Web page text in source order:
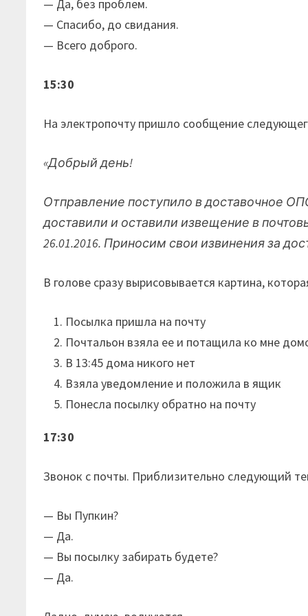
— Да, без проблем.
— Спасибо, до свидания.
— Всего доброго.
15:30
На электропочту пришло сообщение
«Добрый день!
Отправление поступило в доставочное
доставили и оставили извещение в
26.01.2016. Приносим свои извинения за
В голове сразу вырисовывается картина,
Посылка пришла на почту
Почтальон взяла ее и потащила ко мне
В 13:45 дома никого нет
Взяла уведомление и положила в ящик
Понесла посылку обратно на почту
17:30
Звонок с почты. Приблизительно следующий
— Вы Пупкин?
— Да.
— Вы посылку забирать будете?
— Да.